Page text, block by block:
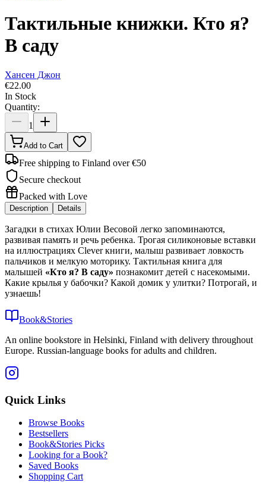
Тактильные книжки. Кто я?
В саду
Хансен Джон
€22.00
In Stock
Quantity:
1
Add to Cart
Free shipping to Finland over €50
Secure checkout
Packed with Love
Description Details
Загадки в стихах Юлии Весовой легко запоминаются,
развивая память и речь ребенка. Трогая силиконовые вставки
на иллюстрациях Clever книги, малыш развивает ловкость
пальчиков и мелкую моторику. Тактильная книга для
малышей «Кто я? В саду» познакомит детей с насекомыми.
Какие крылья у бабочки? Какой домик у улитки? Потрогай, и
узнаешь!
Book&Stories
An online bookstore in Helsinki, Finland with delivery throughout
Europe. Russian-language books for adults and children.
Quick Links
Browse Books
Bestsellers
Book&Stories Picks
Looking for a Book?
Saved Books
Shopping Cart